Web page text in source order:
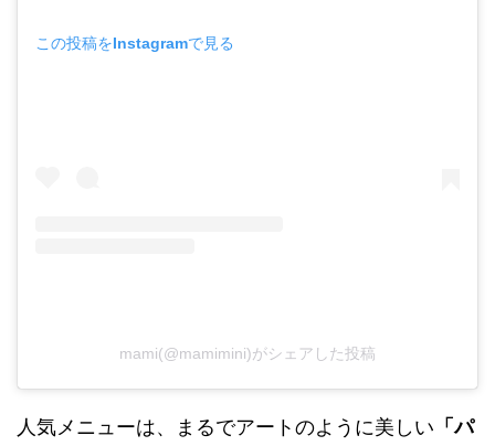
この投稿をInstagramで見る
mami(@mamimini)がシェアした投稿
人気メニューは、まるでアートのように美しい 「パ